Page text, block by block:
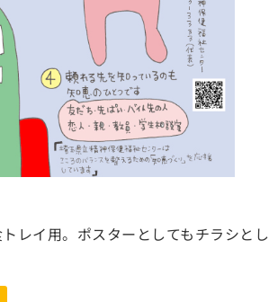
レイ用。ポスターとしてもチラシとし